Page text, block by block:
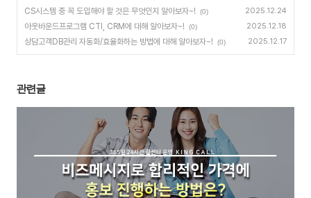
CS시스템 중 꼭 도입해야 할 것은 무엇인지 알아보자~! (0) 2025.12.24
아웃바운드프로그램 CTI, CRM에 대해 알아보자~! (0) 2025.12.18
상담고객DB관리 자동화/효율화하는 방법에 대해 알아보자~! (0) 2025.12.17
관련글